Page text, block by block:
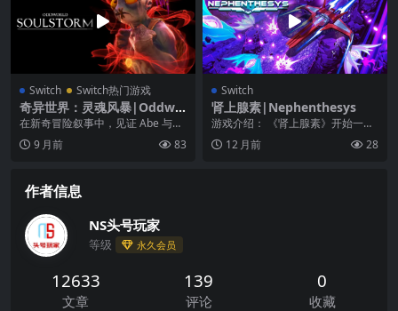
Switch Switch热门游戏
奇异世界：灵魂风暴|Oddwo
rld: Soulstorm中文
在新奇冒险叙事中，见证 Abe 与恐
怖新阴谋的可怕冲突。 《奇异世
界：灵魂风暴》...
9 月前 83
Switch
肾上腺素|Nephenthesys
游戏介绍： 《肾上腺素》开始一项
危险的任务，在外星人的袭击中回
收一个不明能量来源...
12 月前 28
作者信息
NS头号玩家
等级 永久会员
12633
文章
139
评论
0
收藏